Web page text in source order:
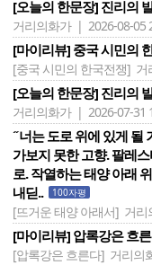
[오늘의 한문장] 진리의
거리의화가 | 2026-08-05
[마이리뷰] 중국 시민의
[중국 시민의 한국전쟁] 거
[오늘의 한문장] 진리의
거리의화가 | 2026-07-31
˝너는 도로 위에 있게 될
가보지 못한 고향. 팔레
로. 작열하는 태양 아래
내딛..
100자평
[뜨거운 태양 아래서] 거
[마이리뷰] 압록강은 흐
[압록강은 흐른다] 거리의